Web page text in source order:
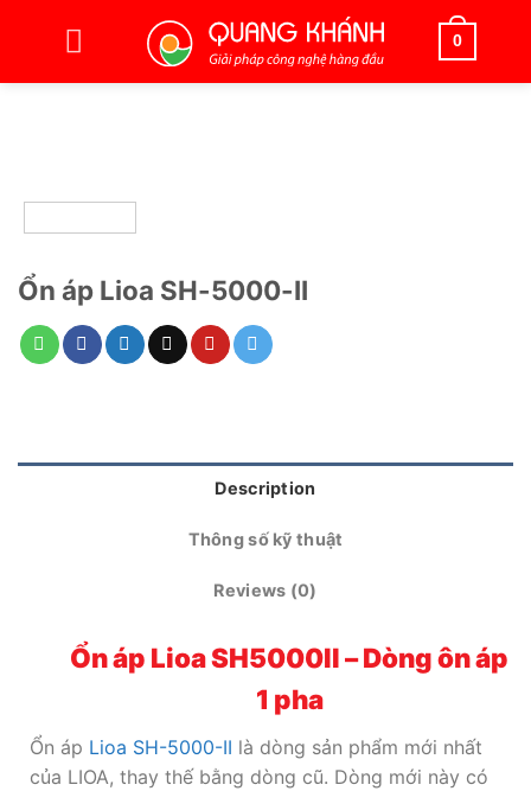
0
Ổn áp Lioa SH-5000-II
Description
Thông số kỹ thuật
Reviews (0)
Ổnáp Lioa SH5000II – Dòng ôn áp
1 pha
Ổn áp Lioa SH-5000-II là dòng sản phẩm mới nhất
của LIOA, thay thế bằng dòng cũ. Dòng mới này có